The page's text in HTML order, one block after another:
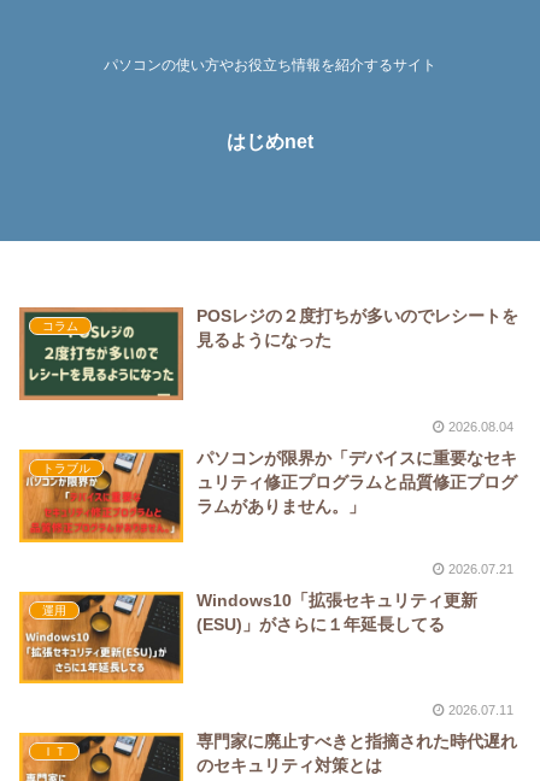
パソコンの使い方やお役立ち情報を紹介するサイト
はじめnet
コラム
POSレジの２度打ちが多いのでレシートを
見るようになった
2026.08.04
トラブル
パソコンが限界か「デバイスに重要なセキ
ュリティ修正プログラムと品質修正プログ
ラムがありません。」
2026.07.21
運用
Windows10「拡張セキュリティ更新
(ESU)」がさらに１年延長してる
2026.07.11
ＩＴ
専門家に廃止すべきと指摘された時代遅れ
のセキュリティ対策とは